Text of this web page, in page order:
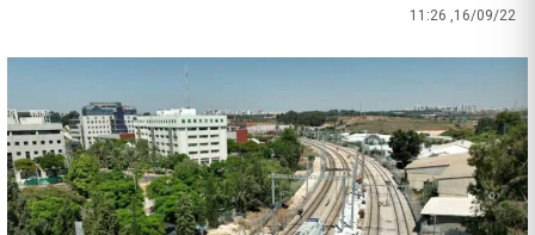
11:26 ,16/09/22